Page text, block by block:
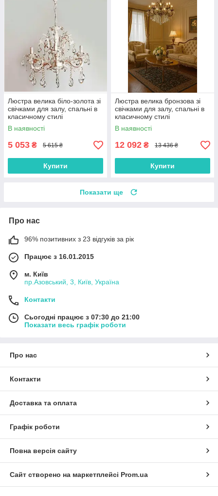
Люстра велика біло-золота зі
свічками для залу, спальні в
класичному стилі
В наявності
5 053 ₴ 5 615 ₴
Купити
Люстра велика бронзова зі
свічками для залу, спальні в
класичному стилі
В наявності
12 092 ₴ 13 436 ₴
Купити
Показати ще
Про нас
96% позитивних з 23 відгуків за рік
Працює з 16.01.2015
м. Київ
пр.Азовський, 3, Київ, Україна
Контакти
Сьогодні працює з 07:30 до 21:00
Показати весь графік роботи
Про нас
Контакти
Доставка та оплата
Графік роботи
Повна версія сайту
Сайт створено на маркетплейсі Prom.ua